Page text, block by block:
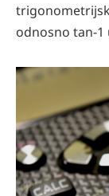
odnosno tan-1